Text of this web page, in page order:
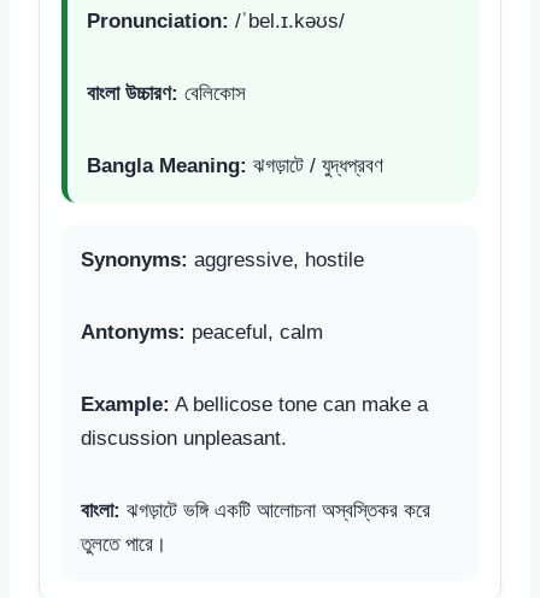
Pronunciation: /ˈbel.ɪ.kəʊs/
বাংলা উচ্চারণ: বেলিকোস
Bangla Meaning: ঝগড়াটে / যুদ্ধপ্রবণ
Synonyms: aggressive, hostile
Antonyms: peaceful, calm
Example: A bellicose tone can make a
discussion unpleasant.
বাংলা: ঝগড়াটে ভঙ্গি একটি আলোচনা অস্বস্তিকর করে
তুলতে পারে।